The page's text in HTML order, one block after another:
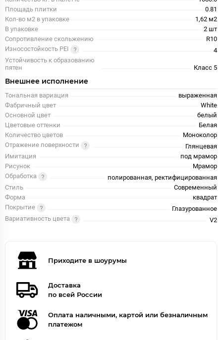
Площадь плитки
0.81
Кол-во м2 в упаковке
1,62 м2
В упаковке
2 шт
Сопротивление скольжению
R10
Износостойкость PEI
4
Устойчивость к образованию
пятен
Класс 5
Внешнее исполнение
Тональная вариация
выраженная
Фабричный цвет
White
Основной цвет
белый
Цветовые оттенки
Белая
Количество цветов
Моноколор
Отражение поверхности
Глянцевая
Имитация
под мрамор
Рисунок
Мрамор
Обработка
полированная, ректифицированная
Стиль
Современный
Форма
квадрат
Покрытие
Глазурованное
Вариативность цвета
V2
Приходите в шоурумы
Доставка
по всей России
Оплата наличными, картой или безналичным
платежом